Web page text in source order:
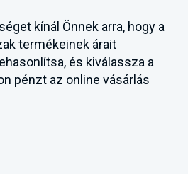
kínál Önnek arra, hogy a
termékeinek árait
és kiválassza a
pénzt az online vásárlás